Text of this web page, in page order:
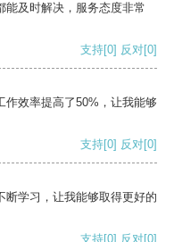
能及时解决，服务态度非常
支持[0] 反对[0]
作效率提高了50%，让我能够
支持[0] 反对[0]
断学习，让我能够取得更好的
支持[0] 反对[0]